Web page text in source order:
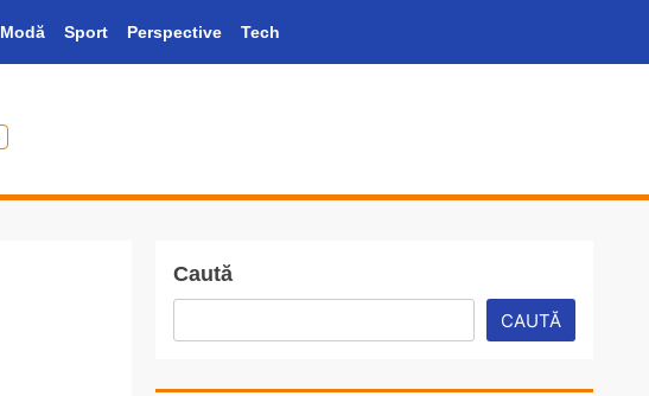
Modă Sport Perspective Tech
Caută
CAUTĂ